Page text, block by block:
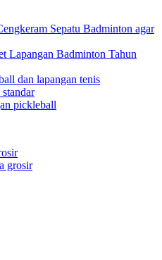
Sepatu Badminton agar
Lapangan Badminton Tahun
dan lapangan tenis
pickleball
grosir